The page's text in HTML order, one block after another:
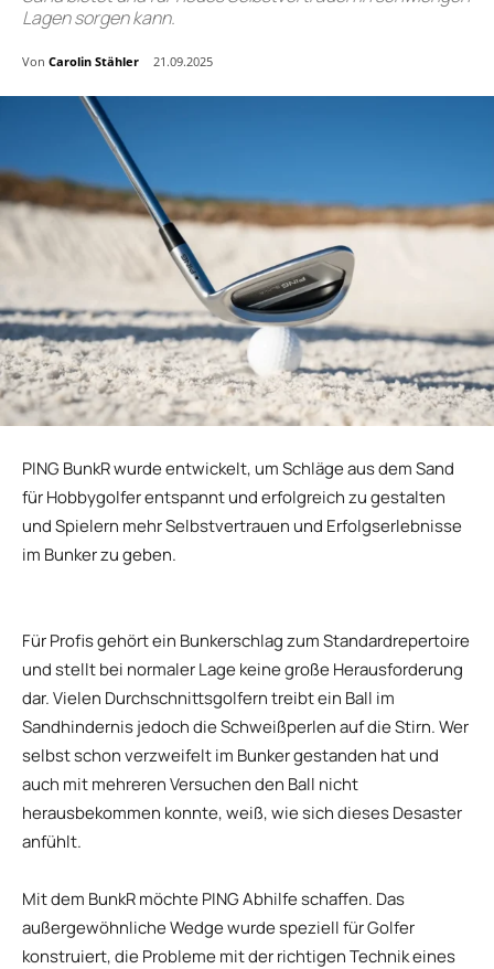
Lagen sorgen kann.
Von Carolin Stähler 21.09.2025
PING BunkR wurde entwickelt, um Schläge aus dem Sand
für Hobbygolfer entspannt und erfolgreich zu gestalten
und Spielern mehr Selbstvertrauen und Erfolgserlebnisse
im Bunker zu geben.
Für Profis gehört ein Bunkerschlag zum Standardrepertoire
und stellt bei normaler Lage keine große Herausforderung
dar. Vielen Durchschnittsgolfern treibt ein Ball im
Sandhindernis jedoch die Schweißperlen auf die Stirn. Wer
selbst schon verzweifelt im Bunker gestanden hat und
auch mit mehreren Versuchen den Ball nicht
herausbekommen konnte, weiß, wie sich dieses Desaster
anfühlt.
Mit dem BunkR möchte PING Abhilfe schaffen. Das
außergewöhnliche Wedge wurde speziell für Golfer
konstruiert, die Probleme mit der richtigen Technik eines